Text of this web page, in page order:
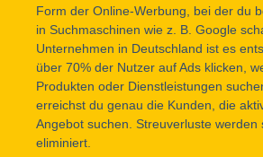
Form der Online-Werbung, bei der du
in Suchmaschinen wie z. B. Google
Unternehmen in Deutschland ist es
über 70% der Nutzer auf Ads klicken,
Produkten oder Dienstleistungen
erreichst du genau die Kunden, die
Angebot suchen. Streuverluste werden
eliminiert.